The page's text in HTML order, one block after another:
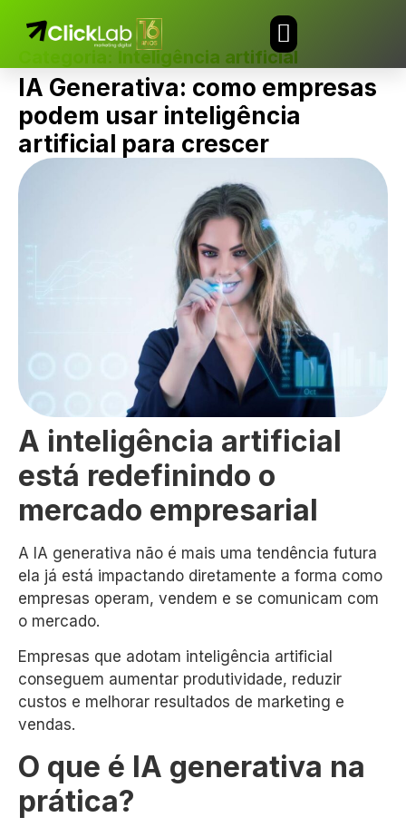
Categoria: Inteligência artificial
IA Generativa: como empresas
podem usar inteligência
artificial para crescer
A inteligência artificial
está redefinindo o
mercado empresarial
A IA generativa não é mais uma tendência futura
ela já está impactando diretamente a forma como
empresas operam, vendem e se comunicam com
o mercado.
Empresas que adotam inteligência artificial
conseguem aumentar produtividade, reduzir
custos e melhorar resultados de marketing e
vendas.
O que é IA generativa na
prática?